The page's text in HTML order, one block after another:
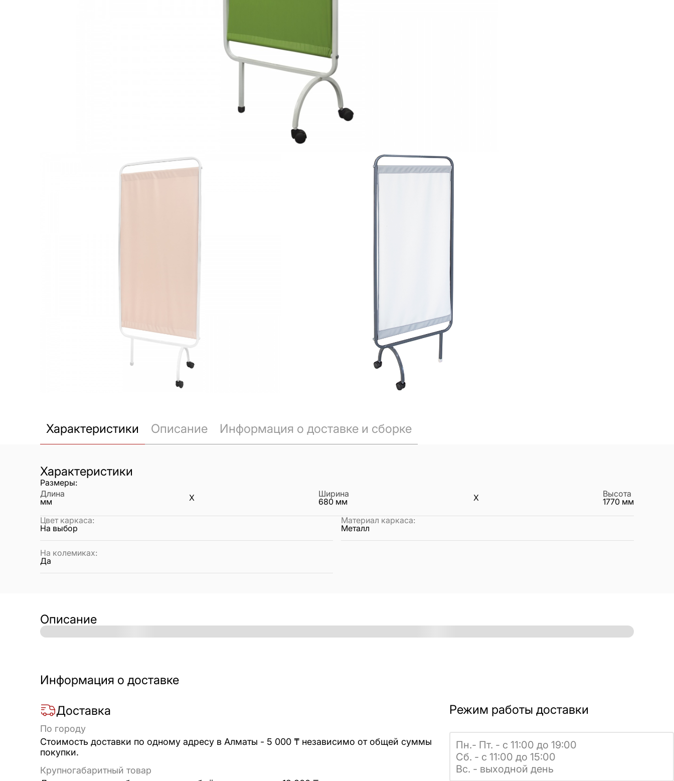
Характеристики Описание Информация о доставке и сборке
Характеристики
Размеры:
Длина
мм
X
Ширина
680 мм X
Высота
1770 мм
Цвет каркаса:
На выбор
Материал каркаса:
Металл
На колемиках:
Да
Описание
Информация о доставке
Доставка
По городу
Стоимость доставки по одному адресу в Алматы - 5 000 ₸ независимо от общей суммы
покупки.
Крупногабаритный товар
Режим работы доставки
Пн.- Пт. - с 11:00 до 19:00
Сб. - с 11:00 до 15:00
Вс. - выходной день